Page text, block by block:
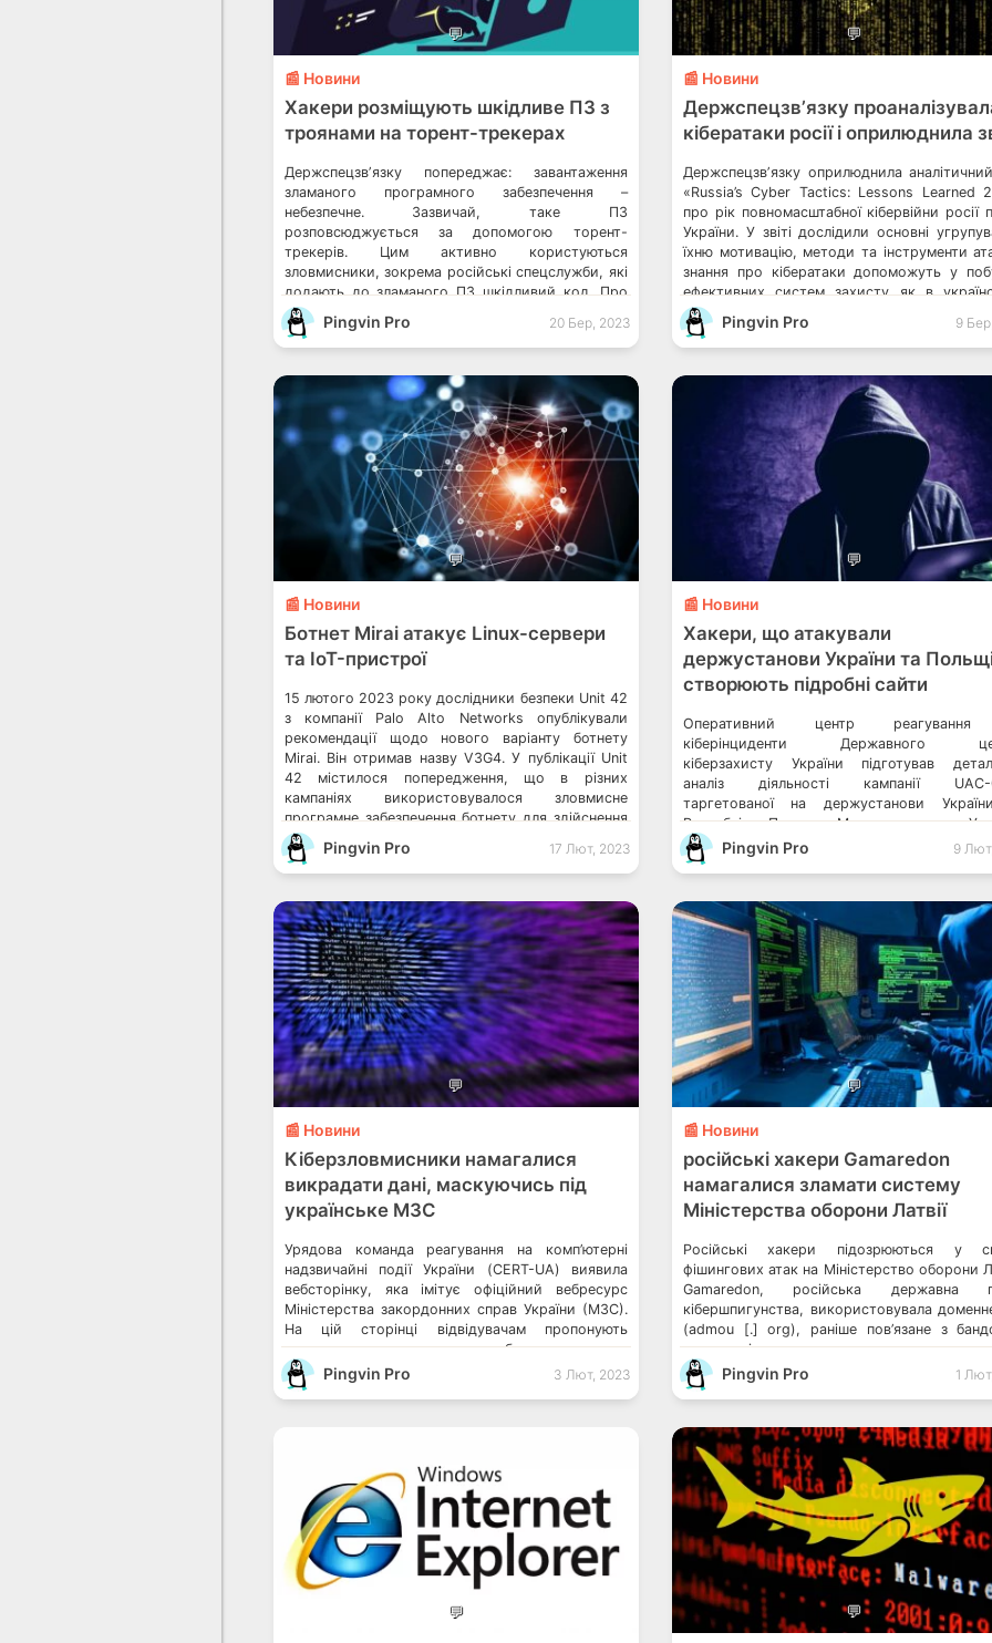
💬
📰 Новини
Хакери розміщують шкідливе ПЗ з
троянами на торент-трекерах
Держспецзвʼязку попереджає: завантаження
зламаного програмного забезпечення –
небезпечне. Зазвичай, таке ПЗ
розповсюджується за допомогою торент-
трекерів. Цим активно користуються
зловмисники, зокрема російські спецслужби, які
додають до зламаного ПЗ шкідливий код. Про
це йдеться у звіті Держспецзвʼязку «Russia’s
Cyber Tactics: Lessons Learned 2022». Інструкція:
як перевірити, чи вас прослуховують? Як
смартфон? […]
Pingvin Pro 20 Бер, 2023
💬
📰 Новини
Держспецзвʼязку
кібератаки росії і оприлюднила
Держспецзвʼязку оприлюднила
«Russia’s Cyber Tactics: Lessons Learned
про рік повномасштабної кібервійни росії
України. У звіті дослідили основні
їхню мотивацію, методи та інструменти
знання про кібератаки допоможуть у
ефективних систем захисту як в
установах, так і в організаціях по всьому
єРакета, єППО та Щось летить: як
допомогти […]
Pingvin Pro 9
💬
📰 Новини
Ботнет Mirai атакує Linux-сервери
та IoT-пристрої
15 лютого 2023 року дослідники безпеки Unit 42
з компанії Palo Alto Networks опублікували
рекомендації щодо нового варіанту ботнету
Mirai. Він отримав назву V3G4. У публікації Unit
42 містилося попередження, що в різних
кампаніях використовувалося зловмисне
програмне забезпечення ботнету для здійснення
експлойтів, які відстежувалися в період з липня
по грудень 2022 року. Що таке DDoS-атака? […]
Pingvin Pro 17 Лют, 2023
💬
📰 Новини
Хакери, що атакували
держустанови України та
створюють підробні сайти
Оперативний центр
кіберінциденти Державного
кіберзахисту України підготував
аналіз діяльності кампанії UAC-
таргетованої на держустанови
Республіки Польща. Минулого тижня
команда реагування на комп’ютерні
події України (CERT-UA) виявила
закордонних справ України.
намагалися викрадати дані, маскуючись
українське МЗС Кіберзловмисники,
імені Укртелекому, намагалися […]
Pingvin Pro 9
💬
📰 Новини
Кіберзловмисники намагалися
викрадати дані, маскуючись під
українське МЗС
Урядова команда реагування на комп’ютерні
надзвичайні події України (CERT-UA) виявила
вебсторінку, яка імітує офіційний вебресурс
Міністерства закордонних справ України (МЗС).
На цій сторінці відвідувачам пропонують
завантажити програмне забезпечення для
виявлення «заражених комп’ютерів». Насправді
ж під посиланням приховується шкідливе
ПриватБанку російські […]
Pingvin Pro 3 Лют, 2023
💬
📰 Новини
російські хакери Gamaredon
намагалися зламати систему
Міністерства оборони Латвії
Російські хакери підозрюються у
фішингових атак на Міністерство оборони
Gamaredon, російська державна
кібершпигунства, використовувала
(admou [.] org), раніше пов’язане з
попередніх атаках, спрямованих на
інформації і отримання доступу до
України та її союзників.
хакери надсилали до МО Латвії фішингові
Pingvin Pro 1
💬 💬